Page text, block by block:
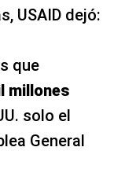
USAID dejó:
que
millones
solo el
General